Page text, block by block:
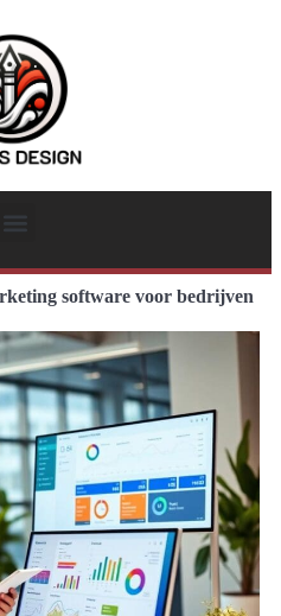
software voor bedrijven